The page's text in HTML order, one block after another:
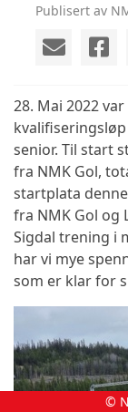
Publisert av
28. Mai 2022
senior. Til start
fra NMK Gol,
startplata
fra NMK Gol og
Sigdal trening i
har vi mye
som er klar for
©